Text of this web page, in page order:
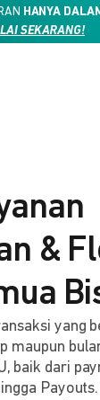
HANYA
SEKARANG!
&
yang
maupun
baik dari